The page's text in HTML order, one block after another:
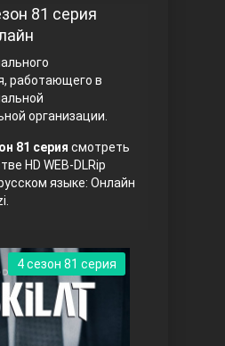
81 серия
работающего в
организации.
81 серия смотреть
HD WEB-DLRip
языке: Онлайн
4 сезон 81 серия